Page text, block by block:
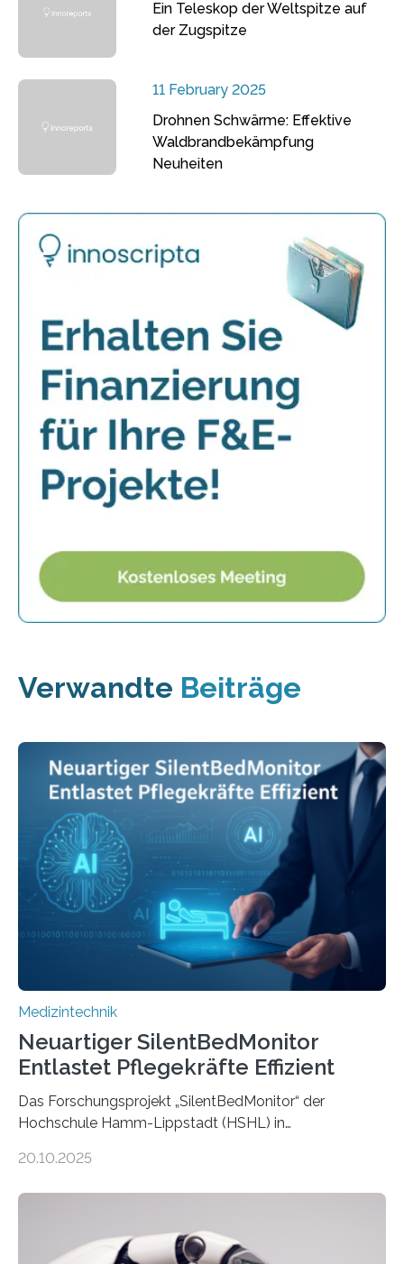
Ein Teleskop der Weltspitze auf
der Zugspitze
11 February 2025
Drohnen Schwärme: Effektive
Waldbrandbekämpfung
Neuheiten
Verwandte Beiträge
Medizintechnik
Neuartiger SilentBedMonitor
Entlastet Pflegekräfte Effizient
Das Forschungsprojekt „SilentBedMonitor“ der
Hochschule Hamm-Lippstadt (HSHL) in
auf Personen ab, die bettlägerig sind oder in ihrer
Entwicklung der Sensorik und Datenübertragung. Die
HSHL verantwortet die wissenschaftliche Begleitung
20.10.2025